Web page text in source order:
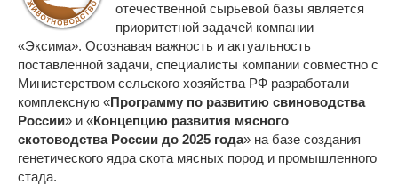
отечественной сырьевой базы является
приоритетной задачей компании
«Эксима». Осознавая важность и актуальность
поставленной задачи, специалисты компании совместно с
Министерством сельского хозяйства РФ разработали
комплексную «Программу по развитию свиноводства
России» и «Концепцию развития мясного
скотоводства России до 2025 года» на базе создания
генетического ядра скота мясных пород и промышленного
стада.